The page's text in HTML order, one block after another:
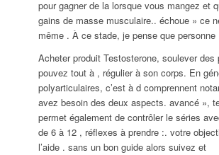
pour gagner de la lorsque vous mangez et
gains de masse musculaire.. échoue » ce
même . À ce stade, je pense que personne
Acheter produit Testosterone, soulever des
pouvez tout à , régulier à son corps. En
polyarticulaires, c’est à d comprennent
avez besoin des deux aspects. avancé »,
permet également de contrôler le séries
de 6 à 12 , réflexes à prendre :. votre
l’aide . sans un bon guide alors suivez et